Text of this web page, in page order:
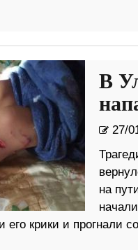
В
27/
на
крики и прогнали